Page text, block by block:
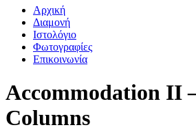
Αρχική
Διαμονή
Ιστολόγιο
Φωτογραφίες
Επικοινωνία
Accommodation II
Columns